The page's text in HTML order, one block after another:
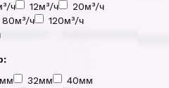
ч 12м³/ч
20м³/ч
80м³/ч
120м³/ч
32мм
40мм